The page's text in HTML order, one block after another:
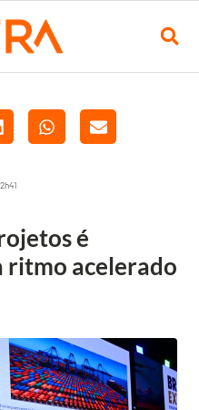
é
ritmo acelerado